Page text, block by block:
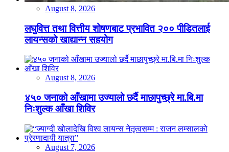
August 8, 2026
लघुवित्त तथा वित्तीय शोषणबाट प्रभावित २०० पीडितलाई
लायन्सको खाद्यान्न सहयोग
August 8, 2026
४५० जनाको आँखामा उज्यालो छर्दै माछापुच्छ्रे मा.बि.मा
निःशुल्क आँखा शिविर
August 7, 2026